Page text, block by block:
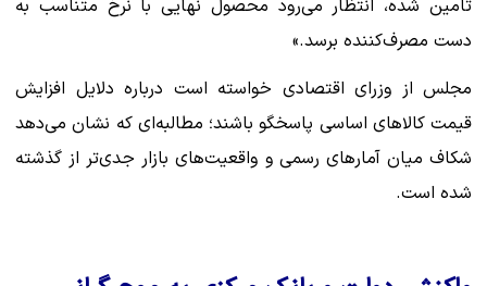
تامین شده، انتظار می‌رود محصول نهایی با نرخ متناسب به
دست مصرف‌کننده برسد.»
مجلس از وزرای اقتصادی خواسته است درباره دلایل افزایش
قیمت کالاهای اساسی پاسخگو باشند؛ مطالبه‌ای که نشان می‌دهد
شکاف میان آمارهای رسمی و واقعیت‌های بازار جدی‌تر از گذشته
شده است.